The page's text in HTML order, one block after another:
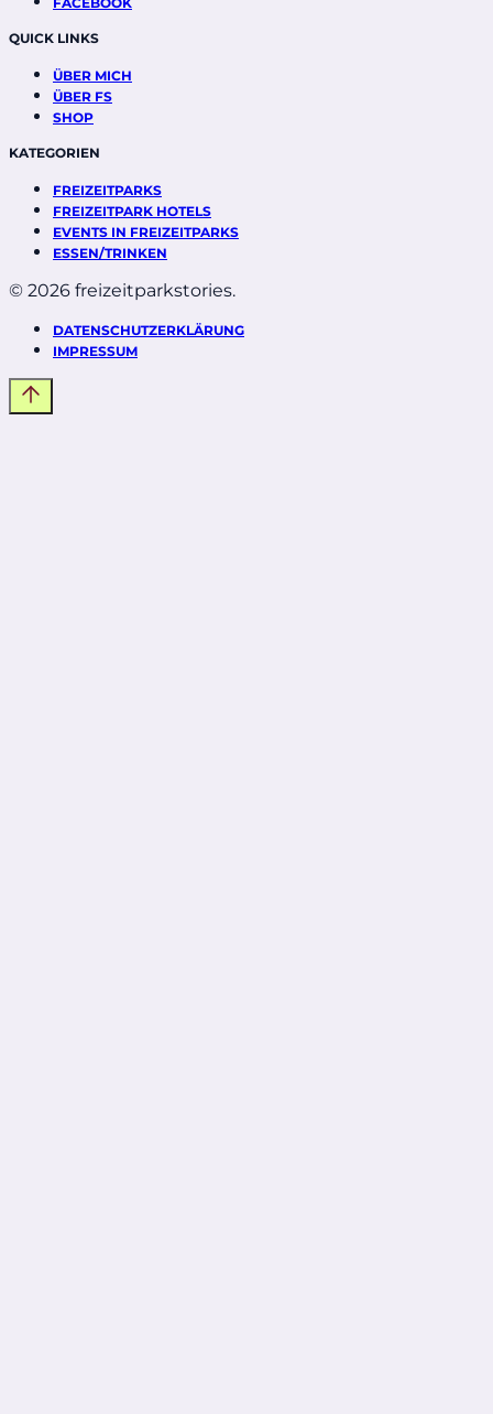
QUICK LINKS
ÜBER MICH
ÜBER FS
SHOP
KATEGORIEN
FREIZEITPARKS
FREIZEITPARK HOTELS
EVENTS IN FREIZEITPARKS
ESSEN/TRINKEN
© 2026 freizeitparkstories.
DATENSCHUTZERKLÄRUNG
IMPRESSUM